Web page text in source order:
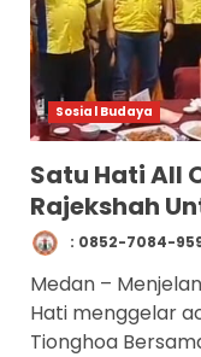
Sosial Budaya
Satu Hati All
Rajekshah
: 0852-7084-
Medan –
Hati menggelar
Tionghoa